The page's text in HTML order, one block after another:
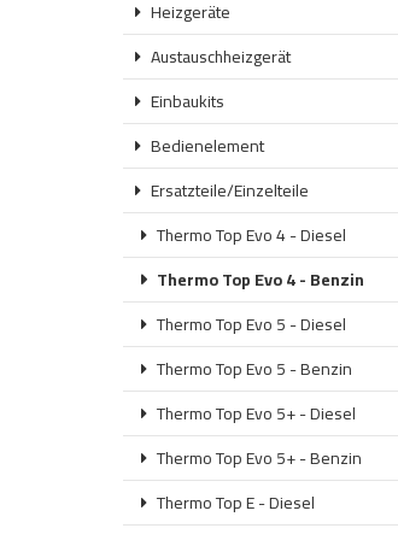
Heizgeräte
Austauschheizgerät
Einbaukits
Bedienelement
Ersatzteile/Einzelteile
Thermo Top Evo 4 - Diesel
Thermo Top Evo 4 - Benzin
Thermo Top Evo 5 - Diesel
Thermo Top Evo 5 - Benzin
Thermo Top Evo 5+ - Diesel
Thermo Top Evo 5+ - Benzin
Thermo Top E - Diesel